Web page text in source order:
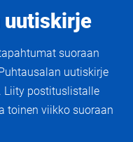
uutiskirje
suoraan
uutiskirje
Liity postituslistalle
toinen viikko suoraan